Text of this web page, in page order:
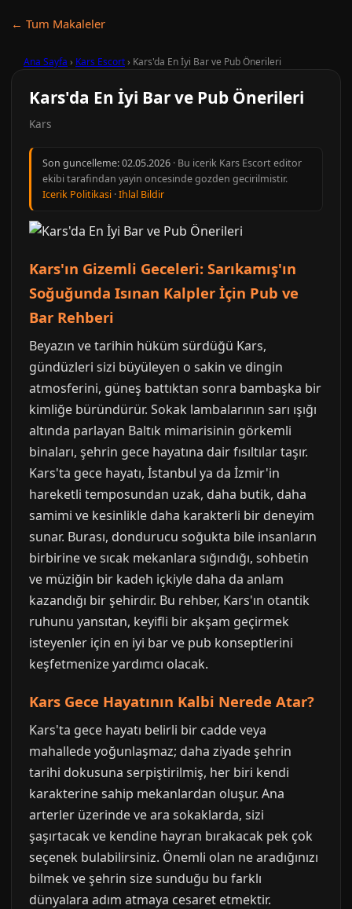
← Tum Makaleler
Ana Sayfa › Kars Escort› Kars'da En İyi Bar ve Pub Önerileri
Kars'da En İyi Bar ve Pub Önerileri
Kars
Son guncelleme:02.05.2026 · Bu icerik Kars Escort editor
ekibi tarafindan yayin oncesinde gozden gecirilmistir.
Icerik Politikasi ·Ihlal Bildir
Kars'ın Gizemli Geceleri: Sarıkamış'ın
Soğuğunda Isınan Kalpler İçin Pub ve
Bar Rehberi
Beyazın ve tarihin hüküm sürdüğü Kars,
gündüzleri sizi büyüleyen o sakin ve dingin
atmosferini, güneş battıktan sonra bambaşka bir
kimliğe büründürür. Sokak lambalarının sarı ışığı
altında parlayan Baltık mimarisinin görkemli
binaları, şehrin gece hayatına dair fısıltılar taşır.
Kars'ta gece hayatı, İstanbul ya da İzmir'in
hareketli temposundan uzak, daha butik, daha
samimi ve kesinlikle daha karakterli bir deneyim
sunar. Burası, dondurucu soğukta bile insanların
birbirine ve sıcak mekanlara sığındığı, sohbetin
ve müziğin bir kadeh içkiyle daha da anlam
kazandığı bir şehirdir. Bu rehber, Kars'ın otantik
ruhunu yansıtan, keyifli bir akşam geçirmek
isteyenler için en iyi bar ve pub konseptlerini
keşfetmenize yardımcı olacak.
Kars Gece Hayatının Kalbi Nerede Atar?
Kars'ta gece hayatı belirli bir cadde veya
mahallede yoğunlaşmaz; daha ziyade şehrin
tarihi dokusuna serpiştirilmiş, her biri kendi
karakterine sahip mekanlardan oluşur. Ana
arterler üzerinde ve ara sokaklarda, sizi
şaşırtacak ve kendine hayran bırakacak pek çok
seçenek bulabilirsiniz. Önemli olan ne aradığınızı
bilmek ve şehrin size sunduğu bu farklı
dünyalara adım atmaya cesaret etmektir.